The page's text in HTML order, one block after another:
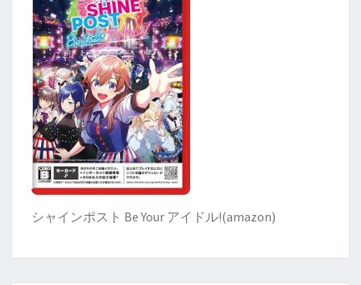
シャインポスト Be Your アイドル!(amazon)